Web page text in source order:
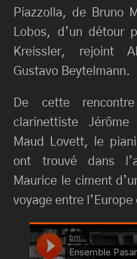
Piazzolla, de Bruno
Lobos, d’un détour
Kreissler, rejoint
Gustavo Beytelmann.
De cette
clarinettiste
Maud Lovett, le
ont trouvé dans
Maurice le ciment
voyage entre